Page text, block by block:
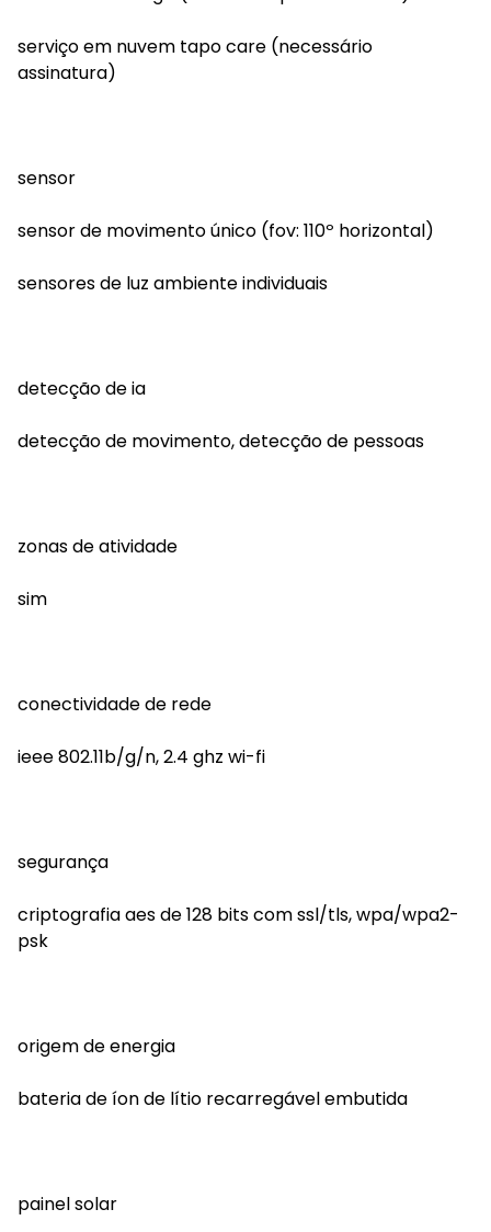
serviço em nuvem tapo care (necessário
assinatura)
sensor
sensor de movimento único (fov: 110º horizontal)
sensores de luz ambiente individuais
detecção de ia
detecção de movimento, detecção de pessoas
zonas de atividade
sim
conectividade de rede
ieee 802.11b/g/n, 2.4 ghz wi-fi
segurança
criptografia aes de 128 bits com ssl/tls, wpa/wpa2-
psk
origem de energia
bateria de íon de lítio recarregável embutida
painel solar